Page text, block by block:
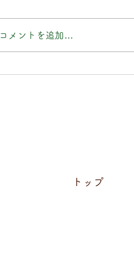
直氣治療室カレンダー2026
コメントを追加…
トップ